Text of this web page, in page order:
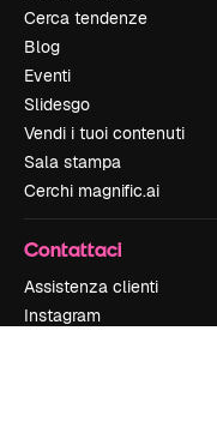
Cerca tendenze
Blog
Eventi
Slidesgo
Vendi i tuoi contenuti
Sala stampa
Cerchi magnific.ai
Contattaci
Assistenza clienti
Instagram